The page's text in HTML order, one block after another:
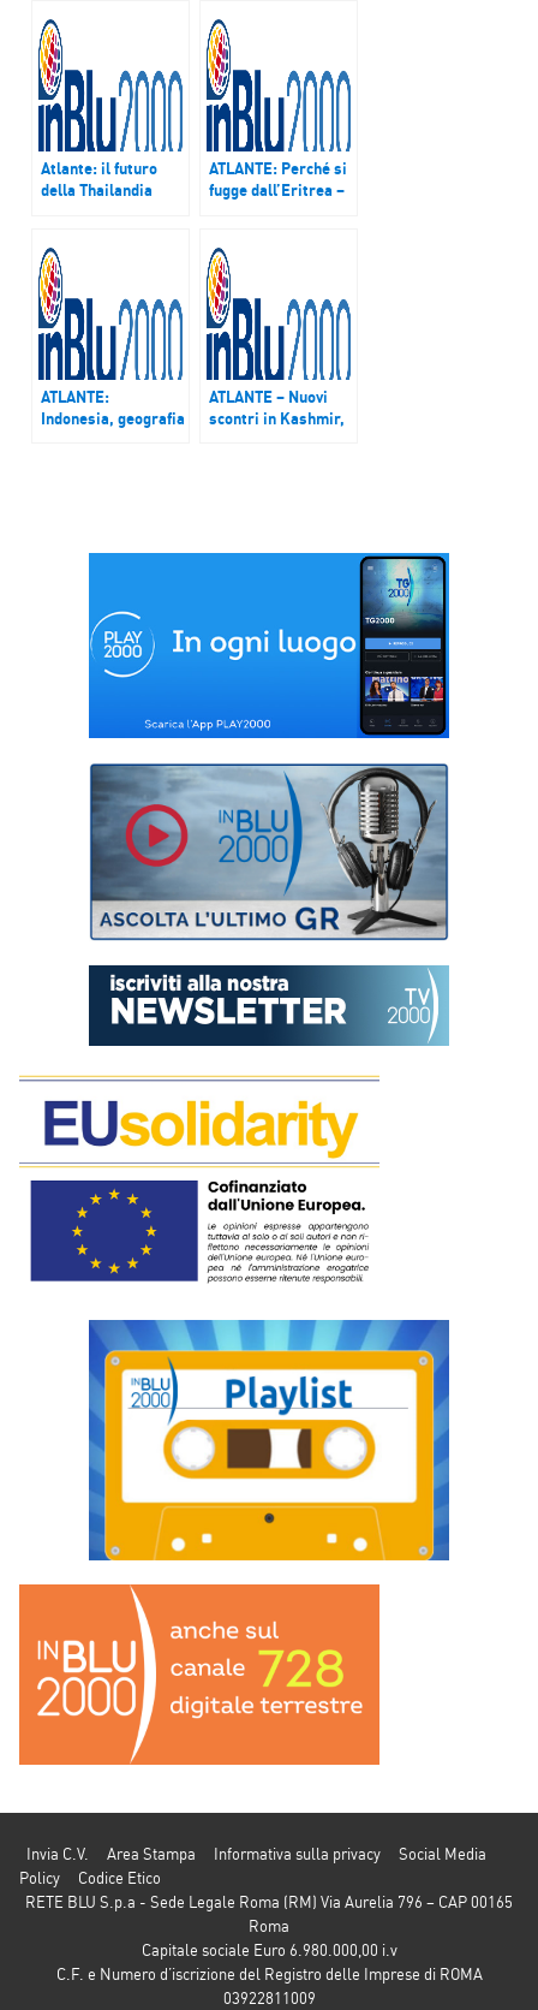
Atlante: il futuro
della Thailandia
del 23 ottobre 2016
ATLANTE: Perché si
fugge dall’Eritrea –
ATLANTE:
Indonesia, geografia
ATLANTE – Nuovi
scontri in Kashmir,
Invia C.V. Area Stampa Informativa sulla privacy
Social Media
Policy
Codice Etico
RETE BLU S.p.a - Sede Legale Roma (RM) Via Aurelia 796 – CAP 00165
Roma
Capitale sociale Euro 6.980.000,00 i.v
C.F. e Numero d’iscrizione del Registro delle Imprese di ROMA
03922811009